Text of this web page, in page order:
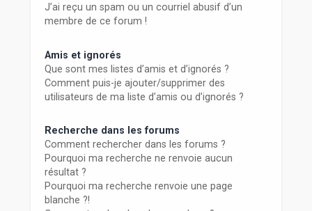
J’ai reçu un spam ou un courriel abusif d’un
membre de ce forum !
Amis et ignorés
Que sont mes listes d’amis et d’ignorés ?
Comment puis-je ajouter/supprimer des
utilisateurs de ma liste d’amis ou d’ignorés ?
Recherche dans les forums
Comment rechercher dans les forums ?
Pourquoi ma recherche ne renvoie aucun
résultat ?
Pourquoi ma recherche renvoie une page
blanche ?!